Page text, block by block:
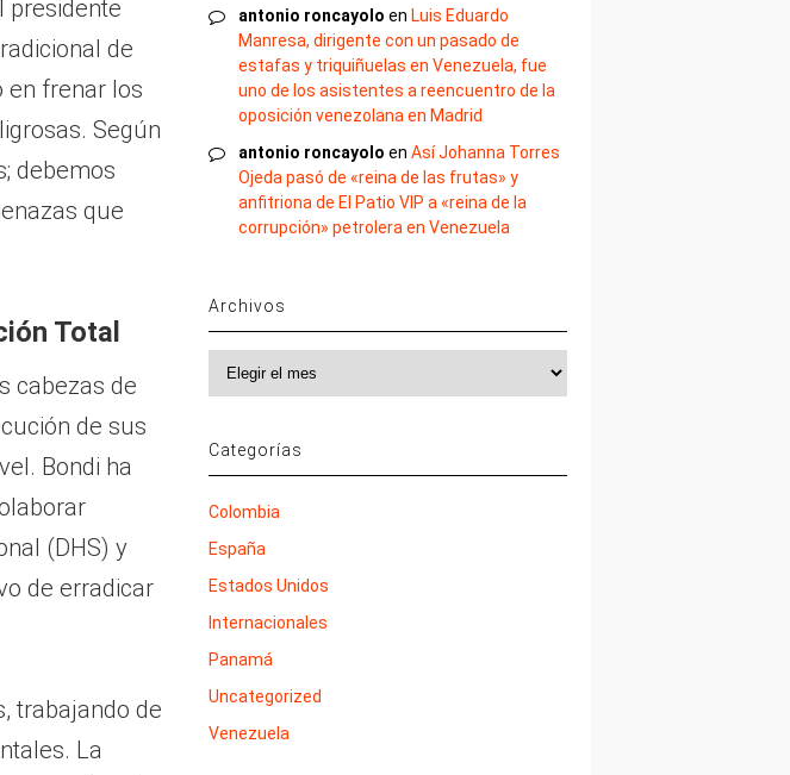
presidente
de
en frenar los
Según
debemos
que
Total
cabezas de
de sus
Bondi ha
(DHS) y
de erradicar
trabajando de
La
antonio roncayolo en Luis Eduardo
Manresa, dirigente con un pasado de
estafas y triquiñuelas en Venezuela, fue
uno de los asistentes a reencuentro de la
oposición venezolana en Madrid
antonio roncayolo enAsí Johanna Torres
Ojeda pasó de «reina de las frutas» y
anfitriona de El Patio VIP a «reina de la
corrupción» petrolera en Venezuela
Archivos
Categorías
Colombia
España
Estados Unidos
Internacionales
Panamá
Uncategorized
Venezuela